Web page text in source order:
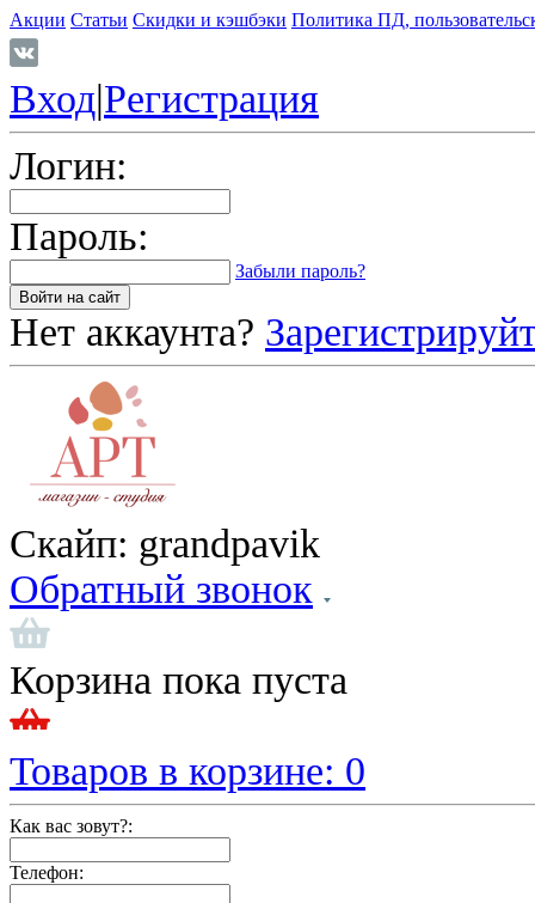
Акции Статьи Скидки и кэшбэки Политика ПД,
Вход|Регистрация
Логин:
Пароль:
Забыли пароль?
Нет аккаунта?
Скайп: grandpavik
Обратный звонок
Корзина пока пуста
Товаров в корзине: 0
Как вас зовут?:
Телефон: